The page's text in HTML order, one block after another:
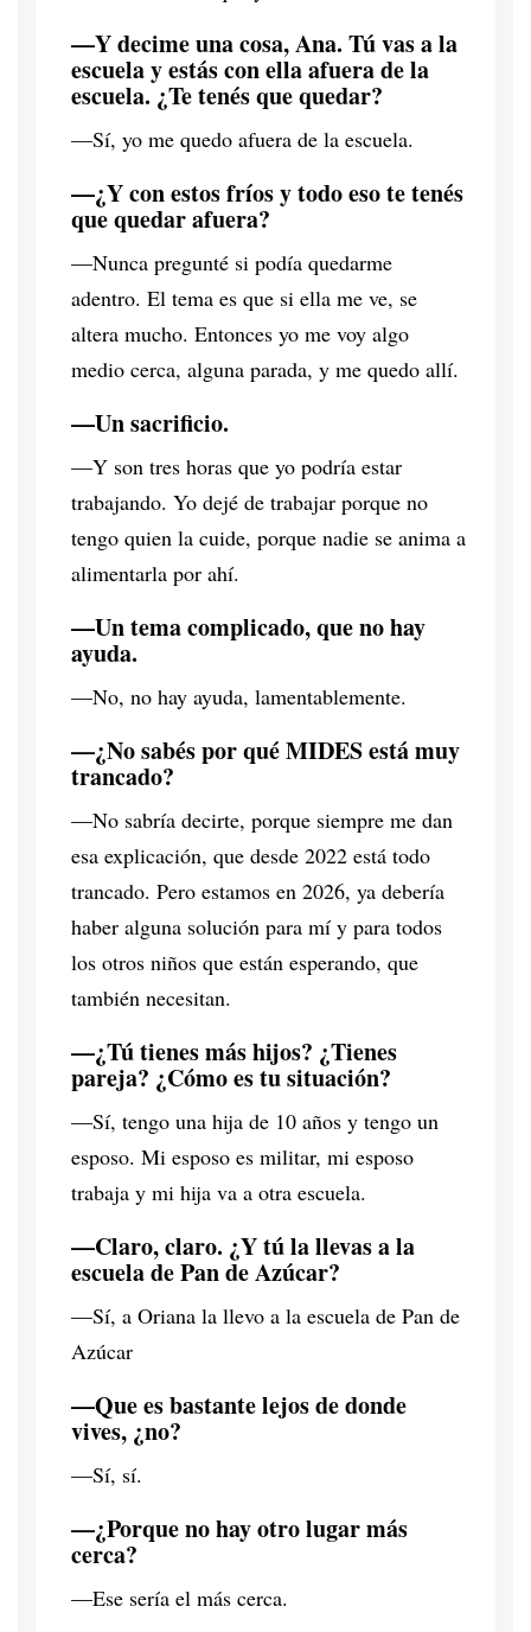
—Y decime una cosa, Ana. Tú vas a la
escuela y estás con ella afuera de la
escuela. ¿Te tenés que quedar?
—Sí, yo me quedo afuera de la escuela.
—¿Y con estos fríos y todo eso te tenés
que quedar afuera?
—Nunca pregunté si podía quedarme
adentro. El tema es que si ella me ve, se
altera mucho. Entonces yo me voy algo
medio cerca, alguna parada, y me quedo allí.
—Un sacrificio.
—Y son tres horas que yo podría estar
trabajando. Yo dejé de trabajar porque no
tengo quien la cuide, porque nadie se anima a
alimentarla por ahí.
—Un tema complicado, que no hay
ayuda.
—No, no hay ayuda, lamentablemente.
—¿No sabés por qué MIDES está muy
trancado?
—No sabría decirte, porque siempre me dan
esa explicación, que desde 2022 está todo
trancado. Pero estamos en 2026, ya debería
haber alguna solución para mí y para todos
los otros niños que están esperando, que
también necesitan.
—¿Tú tienes más hijos? ¿Tienes
pareja? ¿Cómo es tu situación?
—Sí, tengo una hija de 10 años y tengo un
esposo. Mi esposo es militar, mi esposo
trabaja y mi hija va a otra escuela.
—Claro, claro. ¿Y tú la llevas a la
escuela de Pan de Azúcar?
—Sí, a Oriana la llevo a la escuela de Pan de
Azúcar
—Que es bastante lejos de donde
vives, ¿no?
—Sí, sí.
—¿Porque no hay otro lugar más
cerca?
—Ese sería el más cerca.